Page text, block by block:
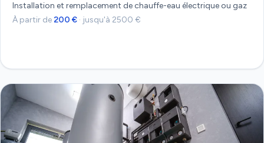
Installation et remplacement de chauffe-eau électrique ou gaz
À partir de200 € · jusqu'à 2500 €